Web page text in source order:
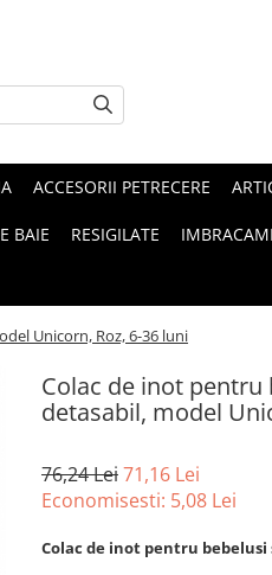
ACCESORII PETRECERE
BAIE RESIGILATE
Unicorn, Roz, 6-36 luni
Colac de inot pentru
detasabil, model
76,24 Lei71,16 Lei
Economisesti: 5,08 Lei
Colac de inot pentru